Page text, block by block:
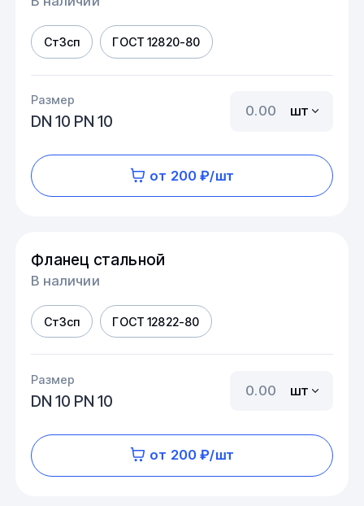
Ст3сп ГОСТ 12820-80
Размер
DN 10 PN 10
шт
от 200 ₽/шт
Фланец стальной
В наличии
Ст3сп ГОСТ 12822-80
Размер
DN 10 PN 10
шт
от 200 ₽/шт